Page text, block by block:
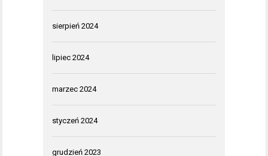
sierpień 2024
lipiec 2024
marzec 2024
styczeń 2024
grudzień 2023